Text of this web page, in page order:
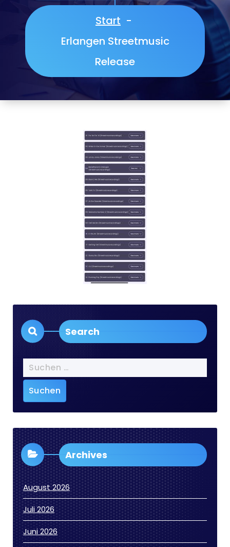
Start -
Erlangen Streetmusic
Release
Search
Suchen
nach:
Archives
August 2026
Juli 2026
Juni 2026